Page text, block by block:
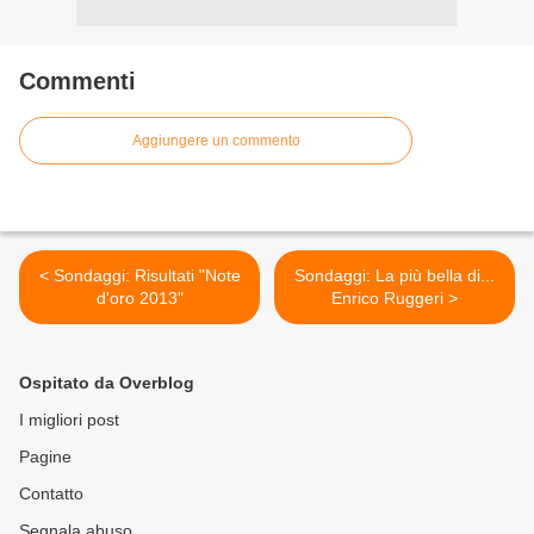
Commenti
Aggiungere un commento
< Sondaggi: Risultati "Note
d'oro 2013"
Sondaggi: La più bella di...
Enrico Ruggeri >
Ospitato da Overblog
I migliori post
Pagine
Contatto